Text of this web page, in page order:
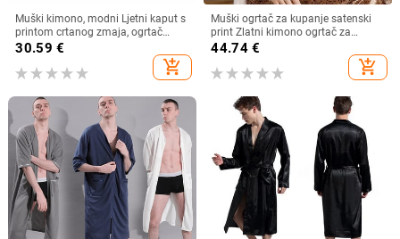
Muški kimono, modni Ljetni kaput s
printom crtanog zmaja, ogrtač
dugih rukava, japanski stil Cosplay
30.59 €
add_shopping_cart
Muški ogrtač za kupanje satenski
print Zlatni kimono ogrtač za
kupanje Svileni dugi kućni ogrtač za
spavanje veće veličine Spavaćica s
geometrijskim motivima XL 4XL
44.74€
add_shopping_cart